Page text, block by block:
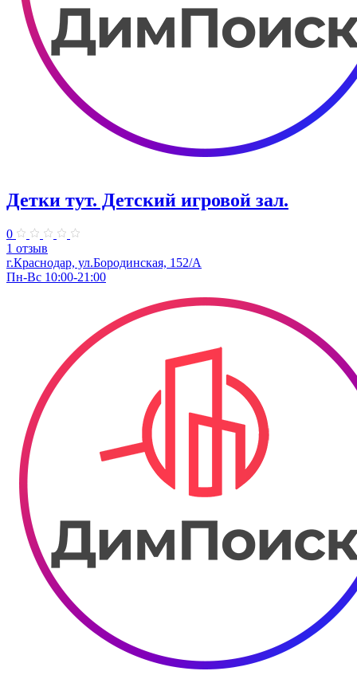
Детки тут. Детский игровой зал.
0
1 отзыв
г.Краснодар, ул.​Бородинская, 152/А
Пн-Вс 10:00-21:00